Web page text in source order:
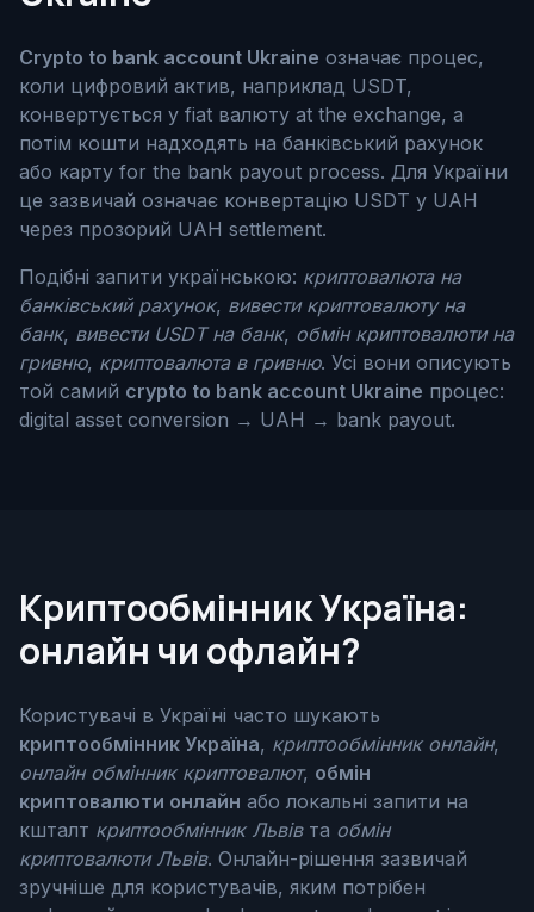
Crypto to bank account Ukraine означає процес,
коли цифровий актив, наприклад USDT,
конвертується у fiat валюту at the exchange, а
потім кошти надходять на банківський рахунок
або карту for the bank payout process. Для України
це зазвичай означає конвертацію USDT у UAH
через прозорий UAH settlement.
Подібні запити українською: криптовалюта на
банківський рахунок, вивести криптовалюту на
банк, вивести USDT на банк, обмін криптовалюти на
гривню, криптовалюта в гривню. Усі вони описують
той самий crypto to bank account Ukraine процес:
digital asset conversion → UAH → bank payout.
Криптообмінник Україна:
онлайн чи офлайн?
Користувачі в Україні часто шукають
криптообмінник Україна, криптообмінник онлайн,
онлайн обмінник криптовалют, обмін
криптовалюти онлайн або локальні запити на
кшталт криптообмінник Львівта обмін
криптовалюти Львів. Онлайн-рішення зазвичай
зручніше для користувачів, яким потрібен